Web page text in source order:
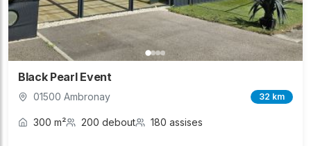
Black Pearl Event
01500 Ambronay 32 km
300 m² 200 debout 180 assises